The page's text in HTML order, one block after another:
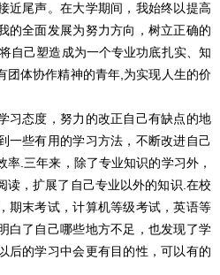
尾声。在大学期间，我始终以提高
的全面发展为努力方向，树立正确的
自己塑造成为一个专业功底扎实、知
团体协作精神的青年,为实现人生的价
态度，努力的改正自己有缺点的地
一些有用的学习方法，不断改进自己
.三年来，除了专业知识的学习外，
读，扩展了自己专业以外的知识.在校
期末考试，计算机等级考试，英语等
白了自己哪些地方不足，也发现了学
后的学习中会更有目的性，可以有的